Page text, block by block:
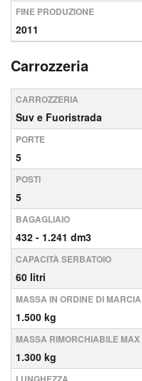
FINE PRODUZIONE
2011
Carrozzeria
CARROZZERIA
Suv e Fuoristrada
PORTE
5
POSTI
5
BAGAGLIAIO
432 - 1.241 dm3
CAPACITÀ SERBATOIO
60 litri
MASSA IN ORDINE DI MARCIA
1.500 kg
MASSA RIMORCHIABILE MAX
1.300 kg